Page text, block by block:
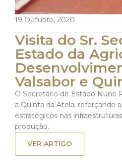
19 Outubro, 2020
Visita do Sr.
Estado da
Valsabor e
O Secretário de Estado Nuno
a Quinta da Atela, reforçando
estratégicos nas
produção.
VER ARTIGO